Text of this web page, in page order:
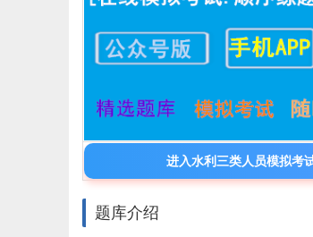
进入水利三类人员模拟考
题库介绍